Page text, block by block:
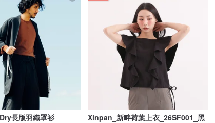
長版羽織罩衫 Xinpan_新畔荷葉上衣_26SF001_黑